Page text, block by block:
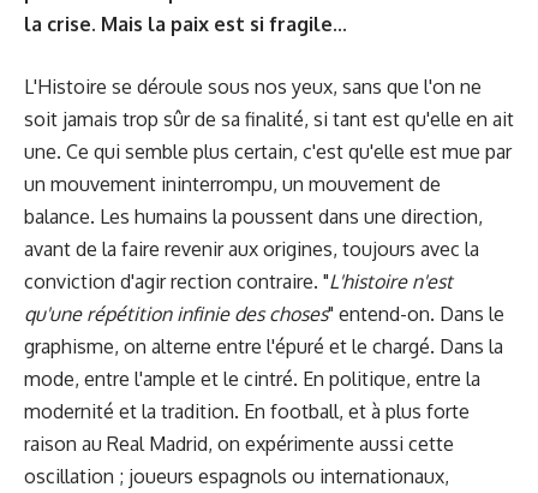
la crise. Mais la paix est si fragile...
L'Histoire se déroule sous nos yeux, sans que l'on ne
soit jamais trop sûr de sa finalité, si tant est qu'elle en ait
une. Ce qui semble plus certain, c'est qu'elle est mue par
un mouvement ininterrompu, un mouvement de
balance. Les humains la poussent dans une direction,
avant de la faire revenir aux origines, toujours avec la
conviction d'agir rection contraire. "L'histoire n'est
qu'une répétition infinie des choses" entend-on. Dans le
graphisme, on alterne entre l'épuré et le chargé. Dans la
mode, entre l'ample et le cintré. En politique, entre la
modernité et la tradition. En football, et à plus forte
raison au Real Madrid, on expérimente aussi cette
oscillation ; joueurs espagnols ou internationaux,